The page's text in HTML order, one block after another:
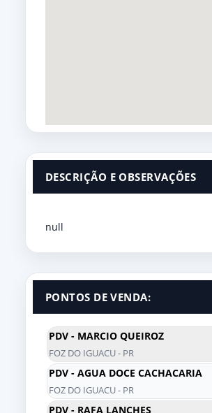
DESCRIÇÃO E OBSERVAÇÕES
null
PONTOS DE VENDA:
PDV - MARCIO QUEIROZ
FOZ DO IGUACU - PR
PDV - AGUA DOCE CACHACARIA
FOZ DO IGUACU - PR
PDV - RAFA LANCHES